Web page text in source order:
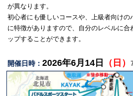
が異なります。
初心者にも優しいコースや、上級者向け
に特徴がありますので、自分のレベルに
ップすることができます。
開催日時： 2026年6月14日 （日）